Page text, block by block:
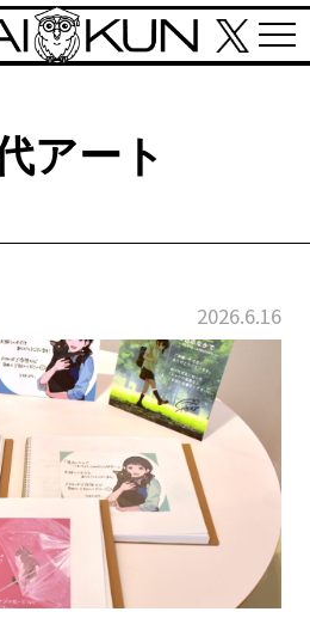
アート
2026.6.16